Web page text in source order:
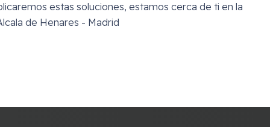
estas soluciones, estamos cerca de ti en la
de Henares - Madrid